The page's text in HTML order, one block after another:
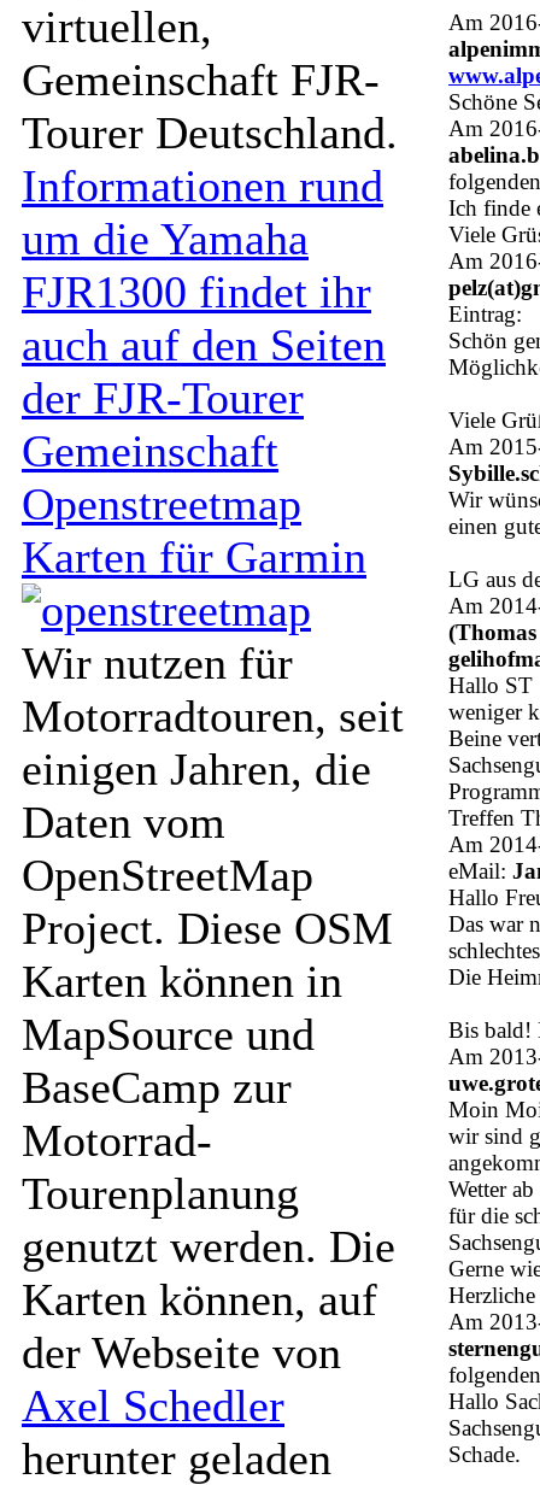
virtuellen,
Gemeinschaft FJR-
Tourer Deutschland.
Informationen rund
um die Yamaha
FJR1300 findet ihr
auch auf den Seiten
der FJR-Tourer
Gemeinschaft
Openstreetmap
Karten für Garmin
Wir nutzen für
Motorradtouren, seit
einigen Jahren, die
Daten vom
OpenStreetMap
Project. Diese OSM
Karten können in
MapSource und
BaseCamp zur
Motorrad-
Tourenplanung
genutzt werden. Die
Karten können, auf
der Webseite von
Axel Schedler
herunter geladen
Am
Schöne
Am
Ich finde
Viele
Am
Eintrag:
Schön
Viele
Am
Wir
einen
LG aus
Am
Hallo ST
weniger
Beine
Treffen
Am
eMail:
Hallo
Das war
Die
Bis bald!
Am
Moin
wir sind
Wetter
für die
Gerne
Am
Hallo
Schade.